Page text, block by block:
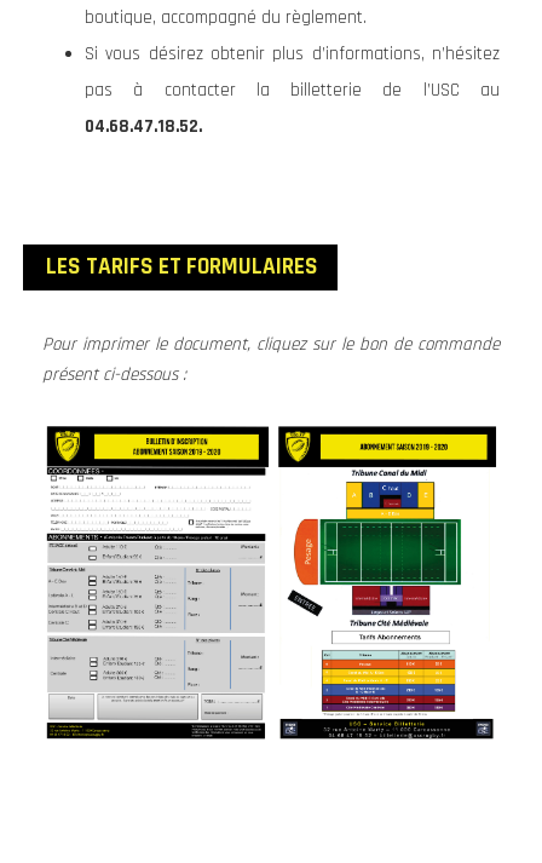
boutique, accompagné du règlement.
Si vous désirez obtenir plus d’informations, n’hésitez
pas à contacter la billetterie de l’USC au
04.68.47.18.52.
LES TARIFS ET FORMULAIRES
Pour imprimer le document, cliquez sur le bon de commande
présent ci-dessous :